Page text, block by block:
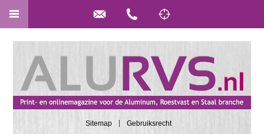
Sitemap
Gebruiksrecht